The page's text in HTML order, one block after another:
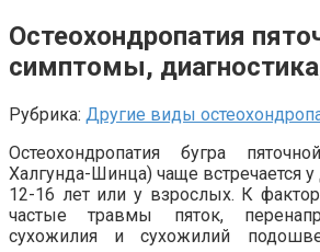
Остеохондропатия
симптомы,
Рубрика: Другие виды
Остеохондропатия бугра
Халгунда-Шинца) чаще встречается
12-16 лет или у взрослых. К
частые травмы пяток,
сухожилия и сухожилий